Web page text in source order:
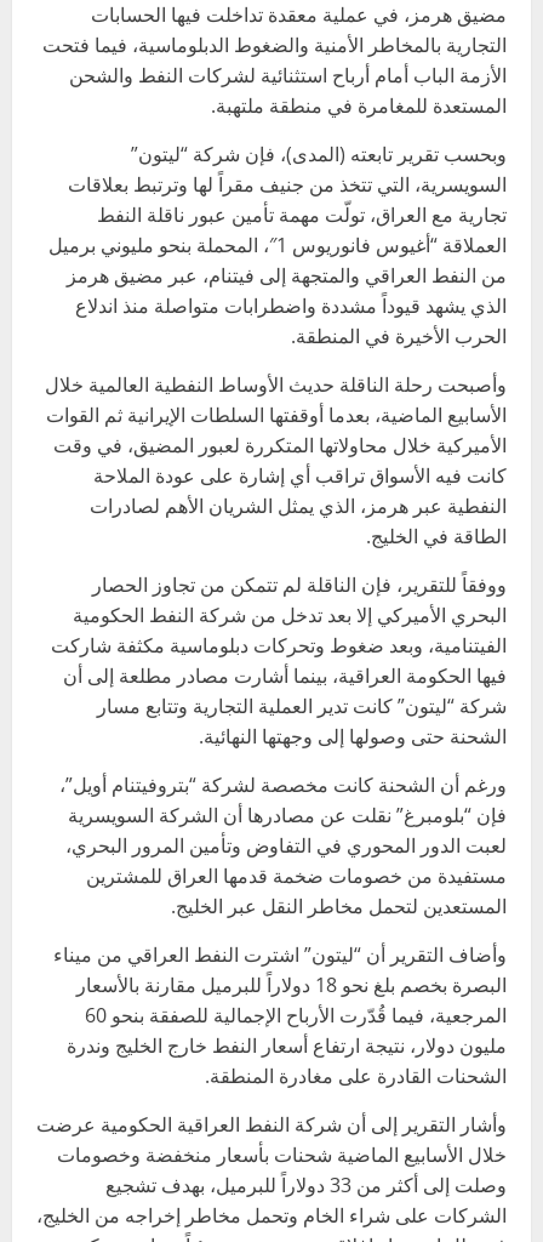
مضيق هرمز، في عملية معقدة تداخلت فيها الحسابات
التجارية بالمخاطر الأمنية والضغوط الدبلوماسية، فيما فتحت
الأزمة الباب أمام أرباح استثنائية لشركات النفط والشحن
المستعدة للمغامرة في منطقة ملتهبة.
وبحسب تقرير تابعته (المدى)، فإن شركة “ليتون”
السويسرية، التي تتخذ من جنيف مقراً لها وترتبط بعلاقات
تجارية مع العراق، تولّت مهمة تأمين عبور ناقلة النفط
العملاقة “أغيوس فانوريوس 1″، المحملة بنحو مليوني برميل
من النفط العراقي والمتجهة إلى فيتنام، عبر مضيق هرمز
الذي يشهد قيوداً مشددة واضطرابات متواصلة منذ اندلاع
الحرب الأخيرة في المنطقة.
وأصبحت رحلة الناقلة حديث الأوساط النفطية العالمية خلال
الأسابيع الماضية، بعدما أوقفتها السلطات الإيرانية ثم القوات
الأميركية خلال محاولاتها المتكررة لعبور المضيق، في وقت
كانت فيه الأسواق تراقب أي إشارة على عودة الملاحة
النفطية عبر هرمز، الذي يمثل الشريان الأهم لصادرات
الطاقة في الخليج.
ووفقاً للتقرير، فإن الناقلة لم تتمكن من تجاوز الحصار
البحري الأميركي إلا بعد تدخل من شركة النفط الحكومية
الفيتنامية، وبعد ضغوط وتحركات دبلوماسية مكثفة شاركت
فيها الحكومة العراقية، بينما أشارت مصادر مطلعة إلى أن
شركة “ليتون” كانت تدير العملية التجارية وتتابع مسار
الشحنة حتى وصولها إلى وجهتها النهائية.
ورغم أن الشحنة كانت مخصصة لشركة “بتروفيتنام أويل”،
فإن “بلومبرغ” نقلت عن مصادرها أن الشركة السويسرية
لعبت الدور المحوري في التفاوض وتأمين المرور البحري،
مستفيدة من خصومات ضخمة قدمها العراق للمشترين
المستعدين لتحمل مخاطر النقل عبر الخليج.
وأضاف التقرير أن “ليتون” اشترت النفط العراقي من ميناء
البصرة بخصم بلغ نحو 18 دولاراً للبرميل مقارنة بالأسعار
المرجعية، فيما قُدّرت الأرباح الإجمالية للصفقة بنحو 60
مليون دولار، نتيجة ارتفاع أسعار النفط خارج الخليج وندرة
الشحنات القادرة على مغادرة المنطقة.
وأشار التقرير إلى أن شركة النفط العراقية الحكومية عرضت
خلال الأسابيع الماضية شحنات بأسعار منخفضة وخصومات
وصلت إلى أكثر من 33 دولاراً للبرميل، بهدف تشجيع
الشركات على شراء الخام وتحمل مخاطر إخراجه من الخليج،